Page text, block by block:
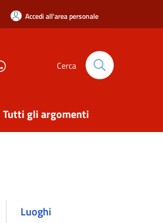
Accedi all'area personale
Cerca
Tutti gli argomenti
Luoghi